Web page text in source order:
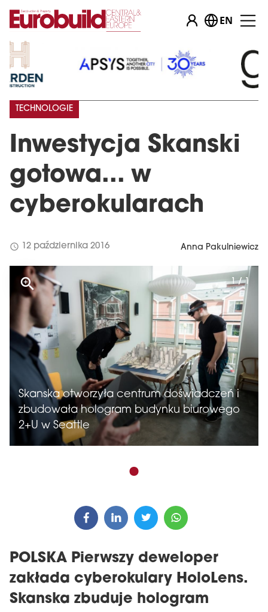
EN
Inwestycja Skanski
gotowa... w
cyberokularach
TECHNOLOGIE
schedule 12 października 2016 Anna Pakulniewicz
Skanska otworzyła centrum doświadczeń i
zbudowała hologram budynku biurowego
2+U w Seattle
1 / 1
POLSKA Pierwszy deweloper
zakłada cyberokulary HoloLens.
Skanska zbuduje hologram